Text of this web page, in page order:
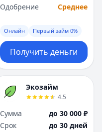
Одобрение
Среднее
Онлайн Первый займ 0%
Получить деньги
Экозайм
4.5
Сумма
до 30 000 ₽
Срок
до 30 дней